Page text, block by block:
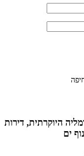
בשכונת כרמליה היוקרתית, דירות
ים